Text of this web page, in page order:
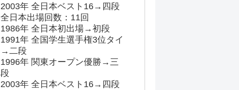
2003年 全日本ベスト16→四段
全日本出場回数：11回
1986年 全日本初出場→初段
1991年 全国学生選手権3位タイ
→二段
1996年 関東オープン優勝→三
段
2003年 全日本ベスト16→四段